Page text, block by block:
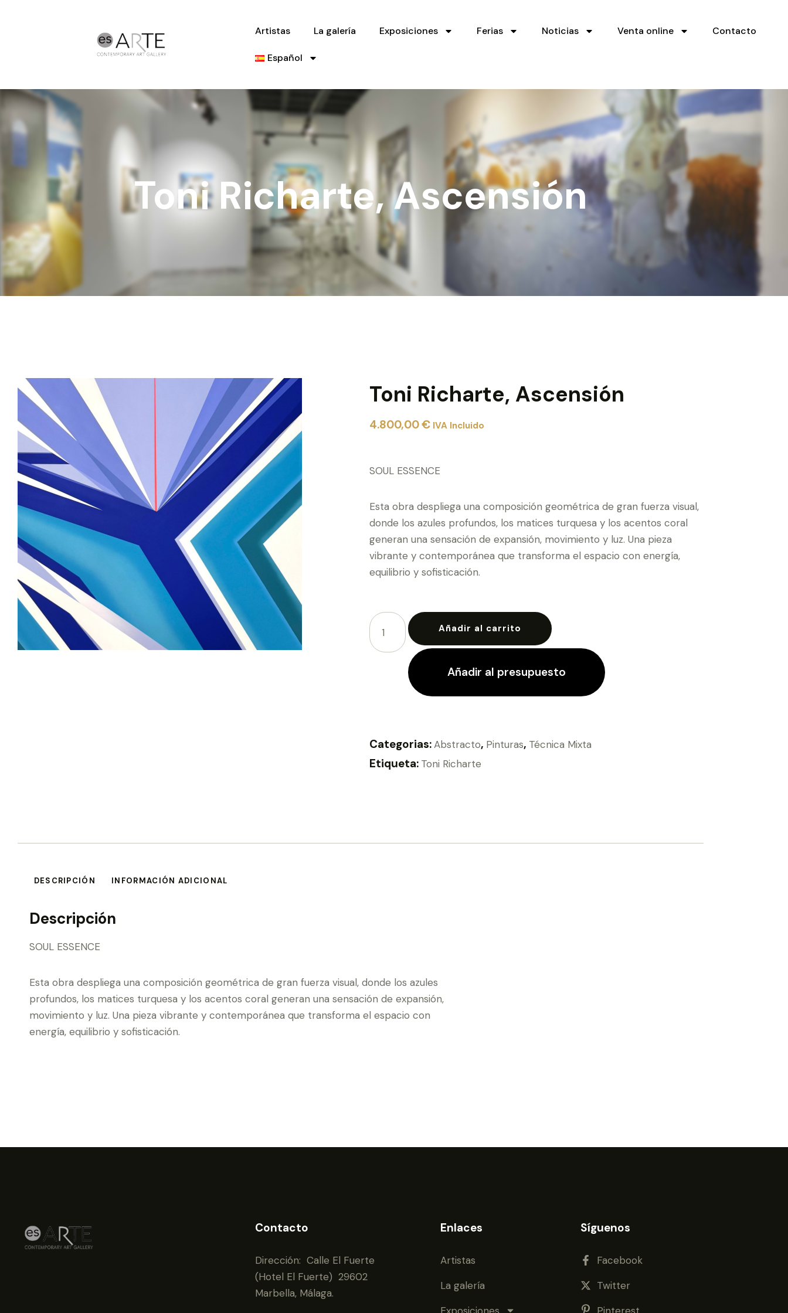
Artistas La galería Exposiciones Ferias Noticias Venta online Contacto
Español
Toni Richarte, Ascensión
Toni Richarte, Ascensión
4.800,00€ IVA Incluido
SOUL ESSENCE
Esta obra despliega una composición geométrica de gran fuerza visual,
donde los azules profundos, los matices turquesa y los acentos coral
generan una sensación de expansión, movimiento y luz. Una pieza
vibrante y contemporánea que transforma el espacio con energía,
equilibrio y sofisticación.
Añadir al carrito
Añadir al presupuesto
Categorias:Abstracto, Pinturas, Técnica Mixta
Etiqueta: Toni Richarte
DESCRIPCIÓN INFORMACIÓN ADICIONAL
Descripción
SOUL ESSENCE
Esta obra despliega una composición geométrica de gran fuerza visual, donde los azules
profundos, los matices turquesa y los acentos coral generan una sensación de expansión,
movimiento y luz. Una pieza vibrante y contemporánea que transforma el espacio con
energía, equilibrio y sofisticación.
Contacto
Dirección: Calle El Fuerte
(Hotel El Fuerte) 29602
Marbella, Málaga.
Enlaces
Artistas
La galería
Exposiciones
Síguenos
Facebook
Twitter
Pinterest